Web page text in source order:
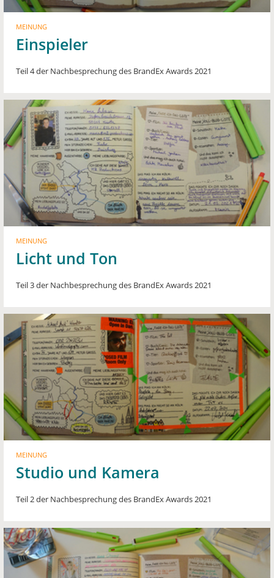
MEINUNG
Einspieler
Teil 4 der Nachbesprechung des BrandEx Awards 2021
MEINUNG
Licht und Ton
Teil 3 der Nachbesprechung des BrandEx Awards 2021
MEINUNG
Studio und Kamera
Teil 2 der Nachbesprechung des BrandEx Awards 2021